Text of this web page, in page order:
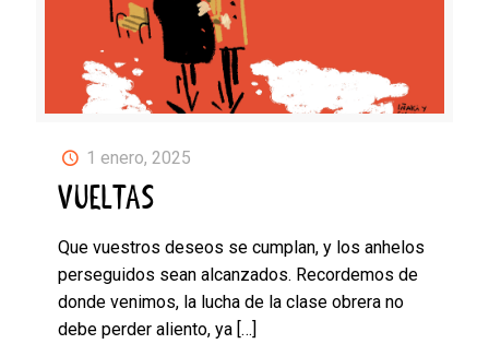
1 enero, 2025
VUELTAS
Que vuestros deseos se cumplan, y los anhelos
perseguidos sean alcanzados. Recordemos de
donde venimos, la lucha de la clase obrera no
debe perder aliento, ya […]